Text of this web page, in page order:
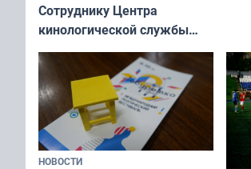
Сотруднику Центра
кинологической службы
ищут новый дом
НОВОСТИ